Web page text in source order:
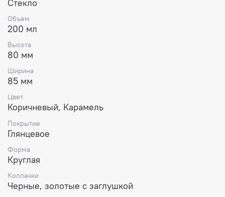
Стекло
Объем
200 мл
Высота
80 мм
Ширина
85 мм
Цвет
Коричневый, Карамель
Покрытие
Глянцевое
Форма
Круглая
Колпачки
Черные, золотые с заглушкой